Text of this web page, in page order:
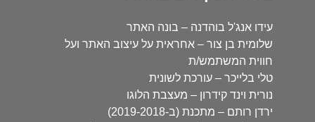
עידו אנג'ל בוהדנה – בונה האתר
שלומית בן צור – אחראית על עיצוב האתר ועל
חווית המשתמש/ת
טלי בלייכר – עורכת לשונית
נורית וינד קידרון – מעצבת הלוגו
ירדן רותם – מתכנת (ב-2019-2018)